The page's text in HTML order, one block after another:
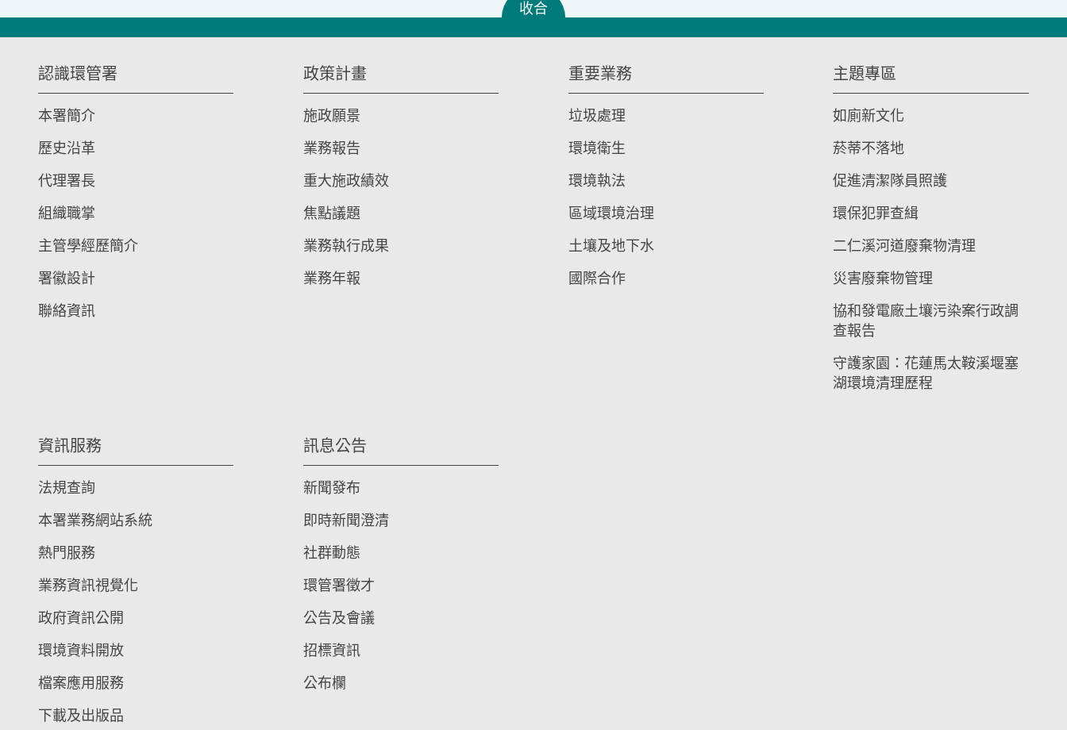
收合
認識環管署
本署簡介
歷史沿革
代理署長
組織職掌
主管學經歷簡介
署徽設計
聯絡資訊
政策計畫
施政願景
業務報告
重大施政績效
焦點議題
業務執行成果
業務年報
重要業務
垃圾處理
環境衛生
環境執法
區域環境治理
土壤及地下水
國際合作
主題專區
如廁新文化
菸蒂不落地
促進清潔隊員照護
環保犯罪查緝
二仁溪河道廢棄物清理
災害廢棄物管理
協和發電廠土壤污染案行政調
查報告
守護家園：花蓮馬太鞍溪堰塞
湖環境清理歷程
資訊服務
法規查詢
本署業務網站系統
熱門服務
業務資訊視覺化
政府資訊公開
環境資料開放
檔案應用服務
下載及出版品
訊息公告
新聞發布
即時新聞澄清
社群動態
環管署徵才
公告及會議
招標資訊
公布欄